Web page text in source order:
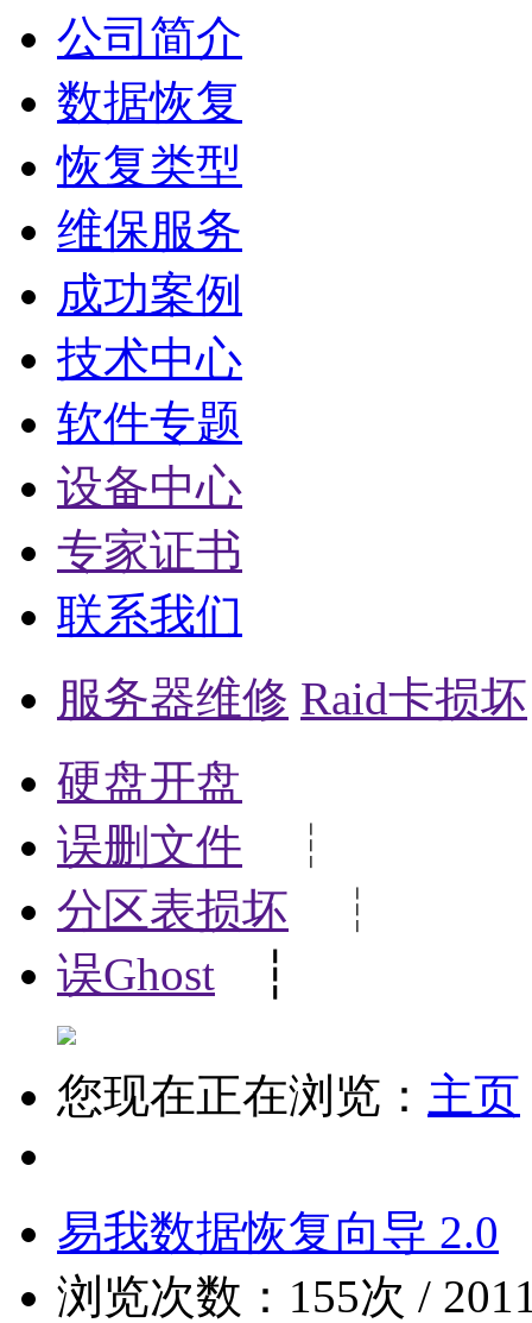
公司简介
数据恢复
恢复类型
维保服务
成功案例
技术中心
软件专题
设备中心
专家证书
联系我们
服务器维修 Raid卡损坏
硬盘开盘
误删文件 ┆
分区表损坏 ┆
误Ghost ┆
您现在正在浏览： 主页
易我数据恢复向导 2.0
浏览次数：155次 /